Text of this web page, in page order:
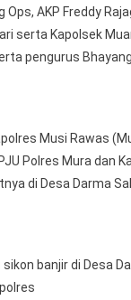
AKP Freddy
serta Kapolsek
pengurus
Musi Rawas
Polres Mura dan
di Desa Darma
sikon banjir di Desa